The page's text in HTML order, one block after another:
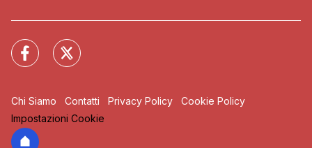
Chi Siamo Contatti Privacy Policy
Cookie Policy
Impostazioni Cookie